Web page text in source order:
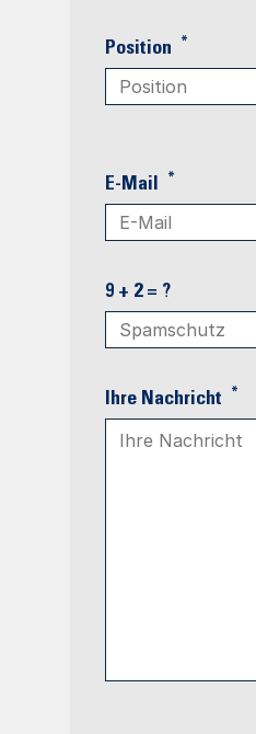
Position *
E-Mail *
9 + 2 = ?
Ihre Nachricht *